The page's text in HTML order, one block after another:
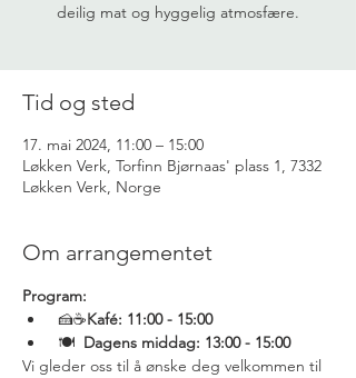
deilig mat og hyggelig atmosfære.
Tid og sted
17. mai 2024, 11:00 – 15:00
Løkken Verk, Torfinn Bjørnaas' plass 1, 7332
Løkken Verk, Norge
Om arrangementet
Program:
🍰☕️Kafé: 11:00 - 15:00
🍽️ Dagens middag: 13:00 - 15:00
Vi gleder oss til å ønske deg velkommen til